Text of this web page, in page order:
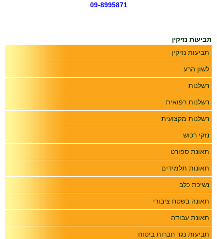
09-8995871
תביעות נזיקין
תביעות נזיקין
לשון הרע
רשלנות
רשלנות רפואית
רשלנות מקצועית
נזקי רכוש
תאונת ספורט
תאונות תלמידים
נשיכת כלב
תאונה בשטח ציבורי
תאונת עבודה
תביעות נגד חברות ביטוח